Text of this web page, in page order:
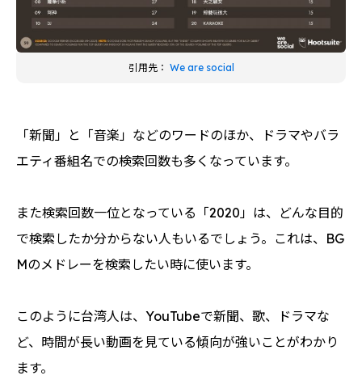
引用先： We are social
「新聞」と「音楽」などのワードのほか、ドラマやバラ
エティ番組名での検索回数も多くなっています。
また検索回数一位となっている「2020」は、どんな目的
で検索したか分からない人もいるでしょう。これは、BG
Mのメドレーを検索したい時に使います。
このように台湾人は、YouTubeで新聞、歌、ドラマな
ど、時間が長い動画を見ている傾向が強いことがわかり
ます。